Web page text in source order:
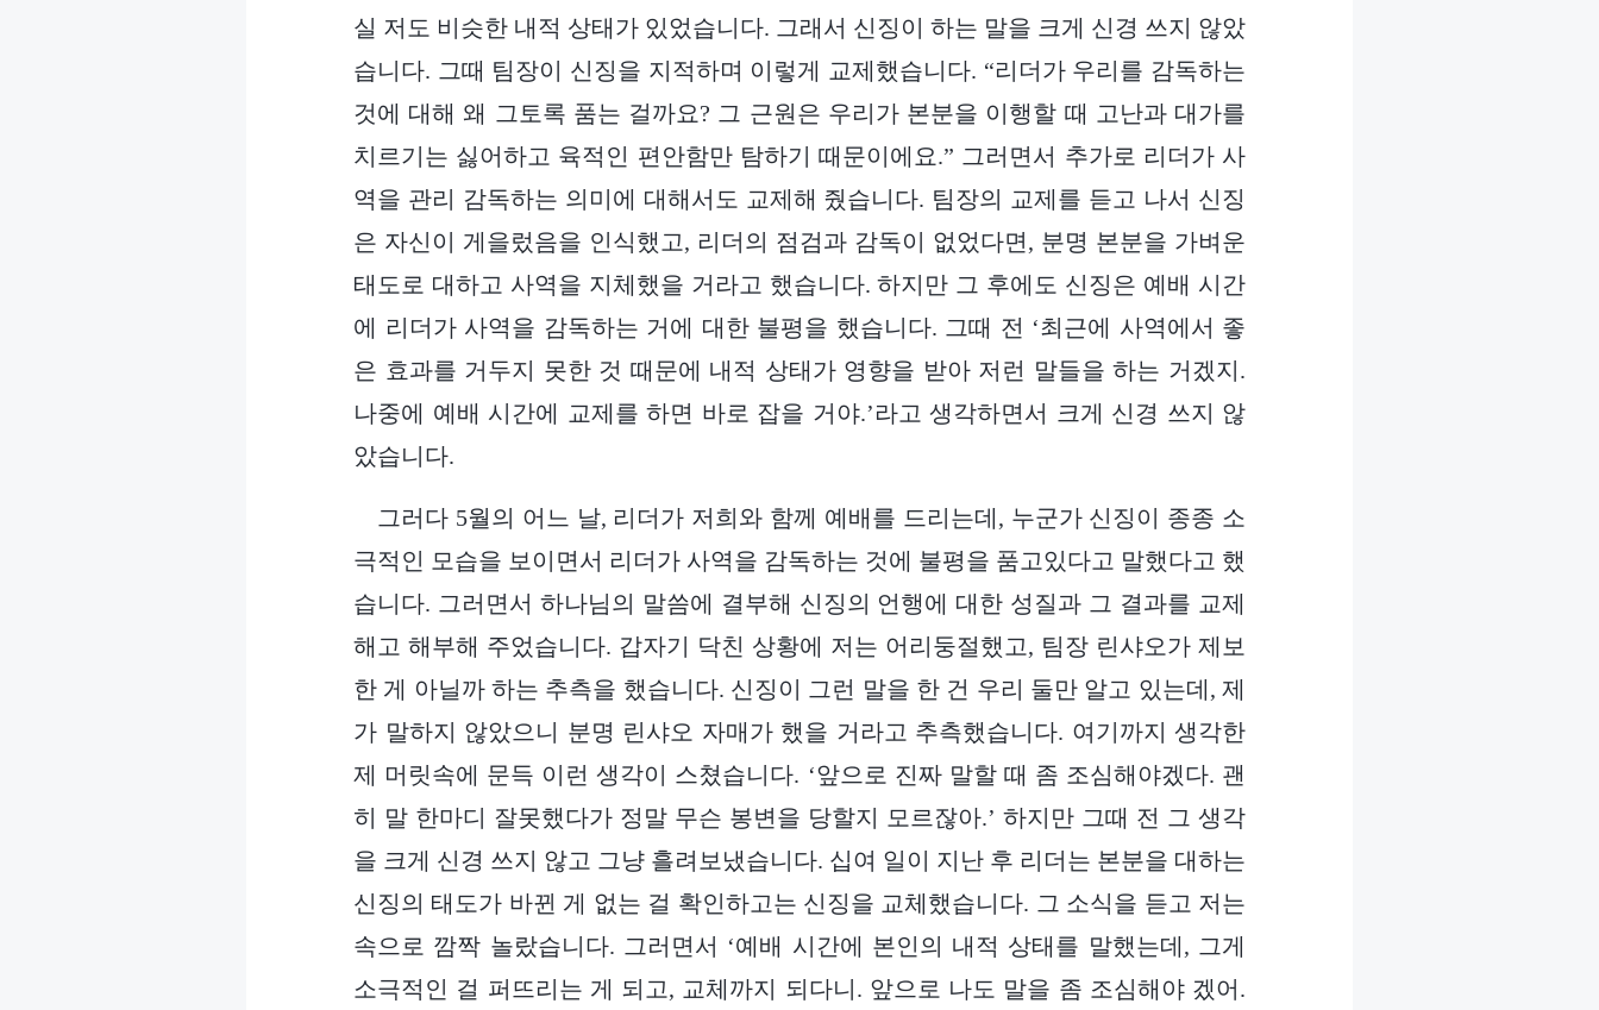
실 저도 비슷한 내적 상태가 있었습니다. 그래서 신징이 하는 말을 크게 신경 쓰지 않았
습니다. 그때 팀장이 신징을 지적하며 이렇게 교제했습니다. “리더가 우리를 감독하는
것에 대해 왜 그토록 품는 걸까요? 그 근원은 우리가 본분을 이행할 때 고난과 대가를
치르기는 싫어하고 육적인 편안함만 탐하기 때문이에요.” 그러면서 추가로 리더가 사
역을 관리 감독하는 의미에 대해서도 교제해 줬습니다. 팀장의 교제를 듣고 나서 신징
은 자신이 게을렀음을 인식했고, 리더의 점검과 감독이 없었다면, 분명 본분을 가벼운
태도로 대하고 사역을 지체했을 거라고 했습니다. 하지만 그 후에도 신징은 예배 시간
에 리더가 사역을 감독하는 거에 대한 불평을 했습니다. 그때 전 ‘최근에 사역에서 좋
은 효과를 거두지 못한 것 때문에 내적 상태가 영향을 받아 저런 말들을 하는 거겠지.
나중에 예배 시간에 교제를 하면 바로 잡을 거야.’라고 생각하면서 크게 신경 쓰지 않
았습니다.
그러다 5월의 어느 날, 리더가 저희와 함께 예배를 드리는데, 누군가 신징이 종종 소
극적인 모습을 보이면서 리더가 사역을 감독하는 것에 불평을 품고있다고 말했다고 했
습니다. 그러면서 하나님의 말씀에 결부해 신징의 언행에 대한 성질과 그 결과를 교제
해고 해부해 주었습니다. 갑자기 닥친 상황에 저는 어리둥절했고, 팀장 린샤오가 제보
한 게 아닐까 하는 추측을 했습니다. 신징이 그런 말을 한 건 우리 둘만 알고 있는데, 제
가 말하지 않았으니 분명 린샤오 자매가 했을 거라고 추측했습니다. 여기까지 생각한
제 머릿속에 문득 이런 생각이 스쳤습니다. ‘앞으로 진짜 말할 때 좀 조심해야겠다. 괜
히 말 한마디 잘못했다가 정말 무슨 봉변을 당할지 모르잖아.’ 하지만 그때 전 그 생각
을 크게 신경 쓰지 않고 그냥 흘려보냈습니다. 십여 일이 지난 후 리더는 본분을 대하는
신징의 태도가 바뀐 게 없는 걸 확인하고는 신징을 교체했습니다. 그 소식을 듣고 저는
속으로 깜짝 놀랐습니다. 그러면서 ‘예배 시간에 본인의 내적 상태를 말했는데, 그게
소극적인 걸 퍼뜨리는 게 되고, 교체까지 되다니. 앞으로 나도 말을 좀 조심해야 겠어.